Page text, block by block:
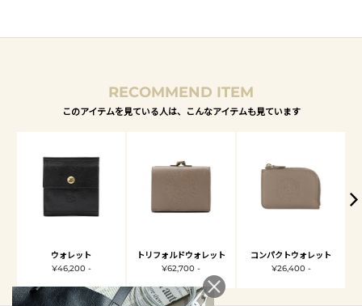
RECOMMEND ITEM
このアイテムを見ている人は、こんなアイテムも見ています
ウォレット
¥46,200 -
トリフォルドウォレット
¥62,700 -
コンパクトウォレット
¥26,400 -